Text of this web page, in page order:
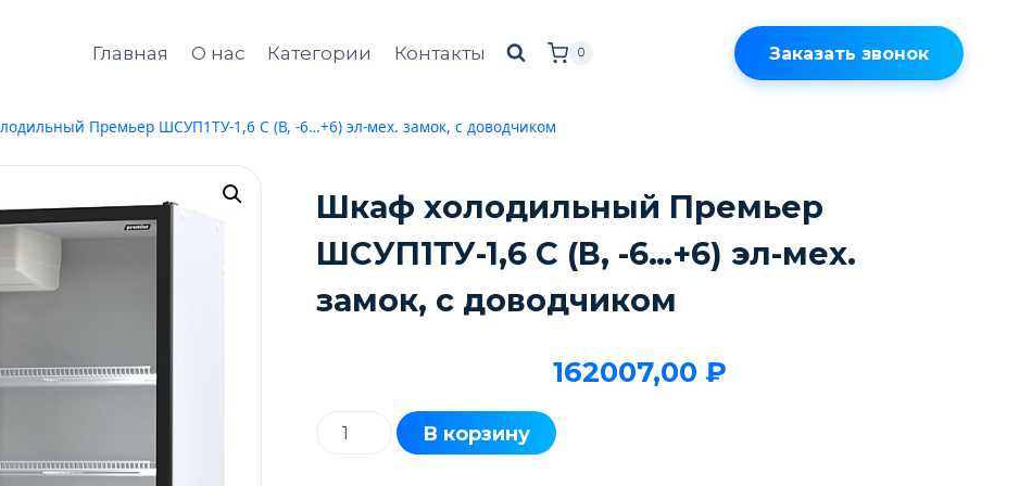
Главная О нас Категории Контакты 0 Заказать звонок
Премьер ШСУП1ТУ-1,6 С (В, -6…+6) эл-мех. замок, с доводчиком
Шкаф холодильный Премьер
ШСУП1ТУ-1,6 С (В, -6…+6) эл-мех.
замок, с доводчиком
162007,00 ₽
Количество
товара
В корзину